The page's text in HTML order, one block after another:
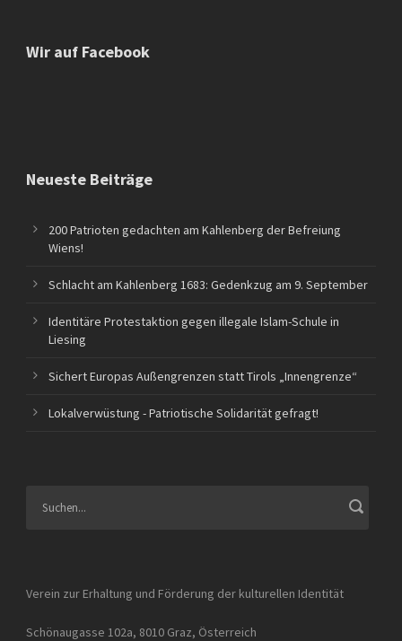
Wir auf Facebook
Neueste Beiträge
200 Patrioten gedachten am Kahlenberg der Befreiung
Wiens!
Schlacht am Kahlenberg 1683: Gedenkzug am 9. September
Identitäre Protestaktion gegen illegale Islam-Schule in
Liesing
Sichert Europas Außengrenzen statt Tirols „Innengrenze“
Lokalverwüstung - Patriotische Solidarität gefragt!
Verein zur Erhaltung und Förderung der kulturellen Identität
Schönaugasse 102a, 8010 Graz, Österreich